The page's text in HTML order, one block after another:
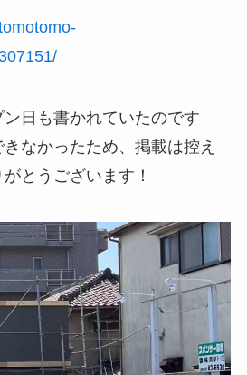
日も書かれていたのです
なかったため、掲載は控え
とうございます！